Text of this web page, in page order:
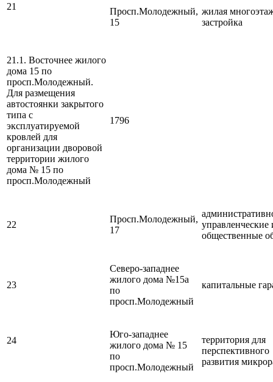
21
Просп.Молодежный,
15
жилая
застройка
21.1. Восточнее жилого
дома 15 по
просп.Молодежный.
Для размещения
автостоянки закрытого
типа с
эксплуатируемой
кровлей для
организации дворовой
территории жилого
дома № 15 по
просп.Молодежный
1796
22
Просп.Молодежный,
17
управленческие
общественные
23
Северо-западнее
жилого дома №15а
по
просп.Молодежный
капитальные
24
Юго-западнее
жилого дома № 15
по
просп.Молодежный
территория для
перспективного
развития